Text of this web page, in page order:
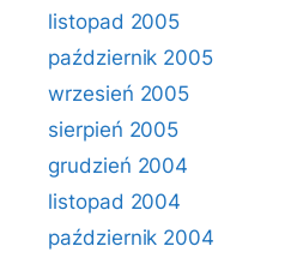
listopad 2005
październik 2005
wrzesień 2005
sierpień 2005
grudzień 2004
listopad 2004
październik 2004